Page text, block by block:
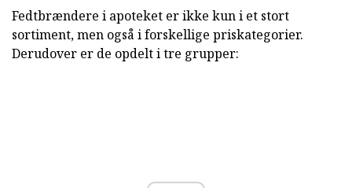
Fedtbrændere i apoteket er ikke kun i et stort
sortiment, men også i forskellige priskategorier.
Derudover er de opdelt i tre grupper: